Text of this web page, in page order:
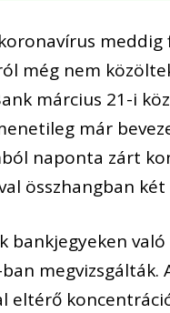
még nem
március 21-i
már
naponta zárt
összhangban
bankjegyeken
eltérő